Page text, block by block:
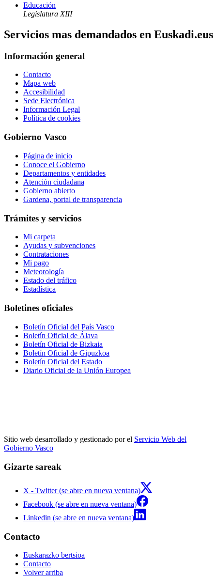
Educación
Legislatura XIII
Servicios mas demandados en Euskadi.eus
Información general
Contacto
Mapa web
Accesibilidad
Sede Electrónica
Información Legal
Política de cookies
Gobierno Vasco
Página de inicio
Conoce el Gobierno
Departamentos y entidades
Atención ciudadana
Gobierno abierto
Gardena, portal de transparencia
Trámites y servicios
Mi carpeta
Ayudas y subvenciones
Contrataciones
Mi pago
Meteorología
Estado del tráfico
Estadística
Boletines oficiales
Boletín Oficial del País Vasco
Boletín Oficial de Álava
Boletín Oficial de Bizkaia
Boletín Oficial de Gipuzkoa
Boletín Oficial del Estado
Diario Oficial de la Unión Europea
Sitio web desarrollado y gestionado por el Servicio Web del
Gobierno Vasco
Gizarte sareak
X - Twitter (se abre en nueva ventana)
Facebook (se abre en nueva ventana)
Linkedin (se abre en nueva ventana)
Contacto
Euskarazko bertsioa
Contacto
Volver arriba